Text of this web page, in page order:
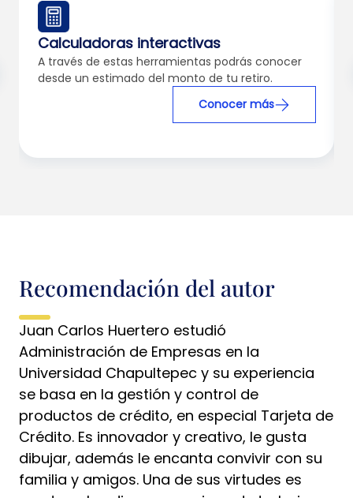
Calculadoras interactivas
A través de estas herramientas podrás conocer
desde un estimado del monto de tu retiro.
Conocer más
Recomendación del autor
Juan Carlos Huertero estudió
Administración de Empresas en la
Universidad Chapultepec y su experiencia
se basa en la gestión y control de
productos de crédito, en especial Tarjeta de
Crédito. Es innovador y creativo, le gusta
dibujar, además le encanta convivir con su
familia y amigos. Una de sus virtudes es